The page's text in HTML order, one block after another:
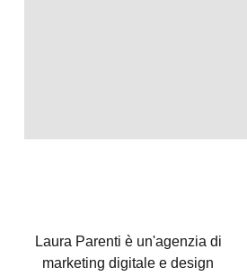
Laura Parenti è un'agenzia di
marketing digitale e design